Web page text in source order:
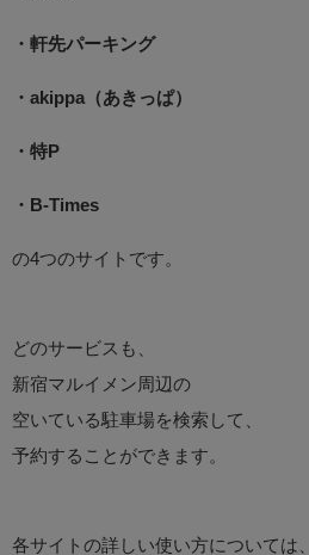
・軒先パーキング
・akippa（あきっぱ）
・特P
・B-Times
の4つのサイトです。
どのサービスも、
新宿マルイメン周辺の
空いている駐車場を検索して、
予約することができます。
各サイトの詳しい使い方については、